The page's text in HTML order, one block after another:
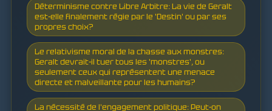
Déterminisme contre Libre Arbitre: La vie de Geralt
est-elle finalement régie par le 'Destin' ou par ses
propres choix?
Le relativisme moral de la chasse aux monstres:
Geralt devrait-il tuer tous les 'monstres', ou
seulement ceux qui représentent une menace
directe et malveillante pour les humains?
La nécessité de l'engagement politique: Peut-on